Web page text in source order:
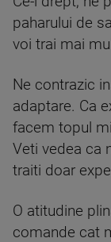
paharului de
voi trai mai
Ne contrazic
adaptare. Ca
facem topul
Veti vedea ca
traiti doar
O atitudine
comande cat